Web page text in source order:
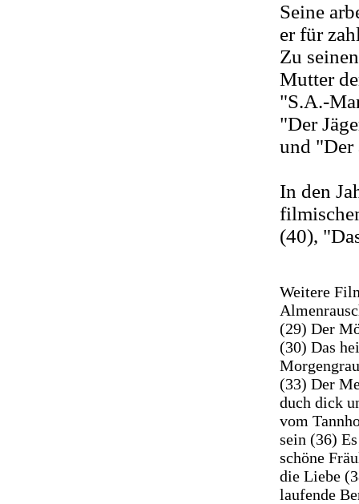
Seine
er für
Zu
Mutter
"S.A.-
"Der
und
In den
(40),
Weitere
(29) Der
(30) Das
(33) Der
duch dick
vom
sein (36)
schöne
die Liebe
laufende